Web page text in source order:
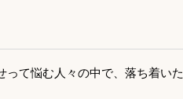
って悩む人々の中で、落ち着いた